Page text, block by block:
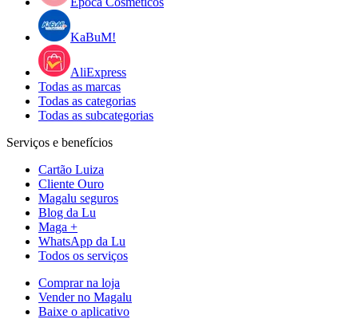
KaBuM!
AliExpress
Todas as marcas
Todas as categorias
Todas as subcategorias
Serviços e benefícios
Cartão Luiza
Cliente Ouro
Magalu seguros
Blog da Lu
Maga +
WhatsApp da Lu
Todos os serviços
Comprar na loja
Vender no Magalu
Baixe o aplicativo